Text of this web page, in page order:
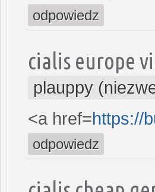
odpowiedz
cialis europe
plauppy
<a href=https://
odpowiedz